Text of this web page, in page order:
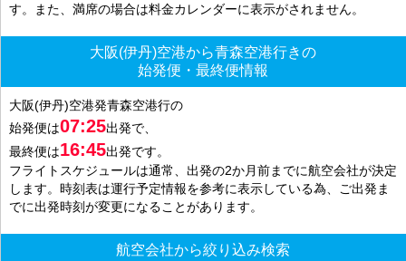
す。また、満席の場合は料金カレンダーに表示がされません。
大阪(伊丹)空港から青森空港行きの
始発便・最終便情報
大阪(伊丹)空港発青森空港行の
始発便は07:25出発で、
最終便は16:45出発です。
フライトスケジュールは通常、出発の2か月前までに航空会社が決定
します。時刻表は運行予定情報を参考に表示している為、ご出発ま
でに出発時刻が変更になることがあります。
航空会社から絞り込み検索